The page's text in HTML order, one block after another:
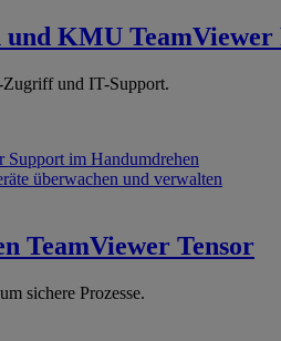
und KMU TeamViewer
Zugriff und IT-Support.
Support im Handumdrehen
überwachen und verwalten
TeamViewer Tensor
sichere Prozesse.